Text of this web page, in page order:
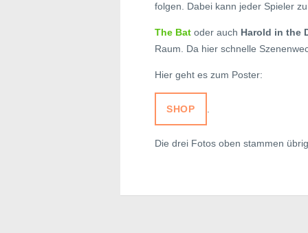
folgen. Dabei kann jeder Spieler
The Bat oder auch Harold in the
Raum. Da hier schnelle
Hier geht es zum Poster:
SHOP .
Die drei Fotos oben stammen